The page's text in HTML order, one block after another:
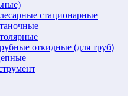
стационарные
откидные (для труб)